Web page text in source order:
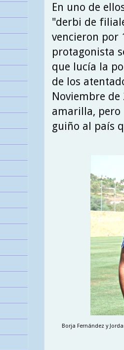
En uno de
"derbi de
vencieron por
protagonista
que lucía la
de los
Noviembre
amarilla, pero
guiño al país
Borja Fernández y